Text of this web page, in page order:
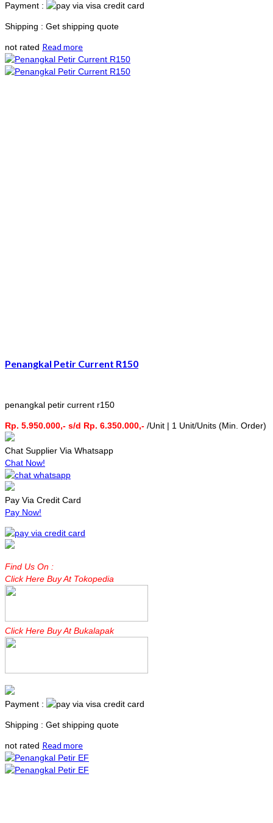
Payment :
Shipping : Get shipping quote
not rated Read more
Penangkal Petir Current R150
penangkal petir current r150
Rp. 5.950.000,- s/d Rp. 6.350.000,- /Unit | 1 Unit/Units (Min. Order)
Chat Supplier Via Whatsapp
Chat Now!
Pay Via Credit Card
Pay Now!
Find Us On :
Click Here Buy At Tokopedia
Click Here Buy At Bukalapak
Payment :
Shipping : Get shipping quote
not rated Read more